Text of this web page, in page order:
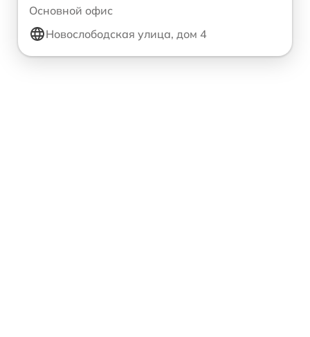
Основной офис
Новослободская улица, дом 4